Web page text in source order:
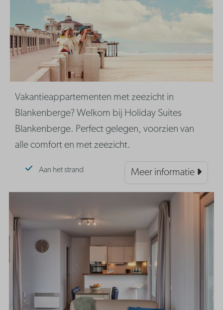
Vakantieappartementen met zeezicht in
Blankenberge? Welkom bij Holiday Suites
Blankenberge. Perfect gelegen, voorzien van
alle comfort en met zeezicht.
Aan het strand Meer informatie